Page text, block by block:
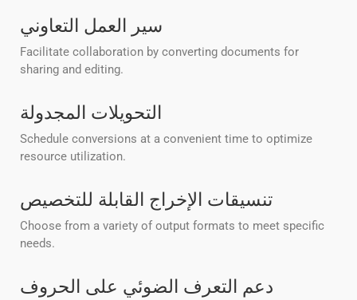
سير العمل التعاوني
Facilitate collaboration by converting documents for
sharing and editing.
التحويلات المجدولة
Schedule conversions at a convenient time to optimize
resource utilization.
تنسيقات الإخراج القابلة للتخصيص
Choose from a variety of output formats to meet specific
needs.
دعم التعرف الضوئي على الحروف